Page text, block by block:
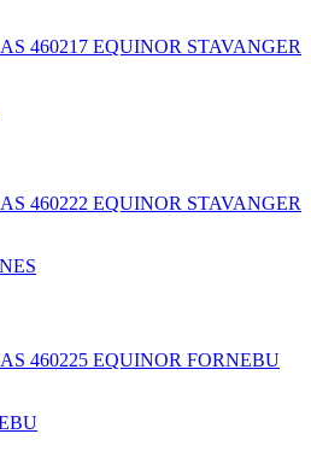
460217 EQUINOR STAVANGER
460222 EQUINOR STAVANGER
460225 EQUINOR FORNEBU